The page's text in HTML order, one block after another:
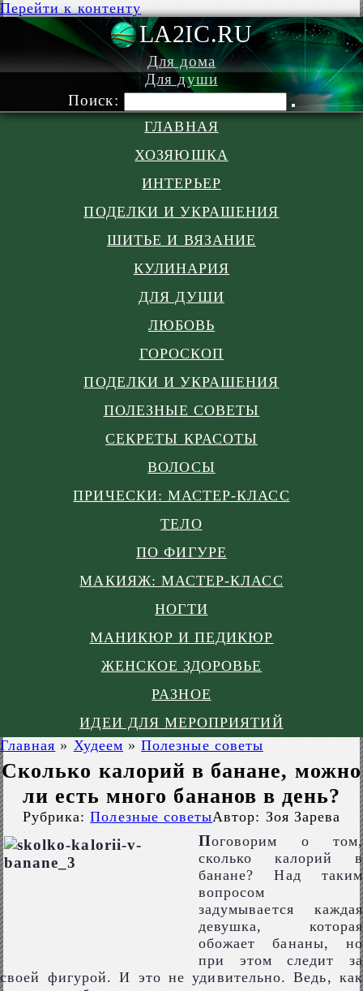
Перейти к контенту
LA2IC.RU
Для дома
Для души
Поиск:
ГЛАВНАЯ
ХОЗЯЮШКА
ИНТЕРЬЕР
ПОДЕЛКИ И УКРАШЕНИЯ
ШИТЬЕ И ВЯЗАНИЕ
КУЛИНАРИЯ
ДЛЯ ДУШИ
ЛЮБОВЬ
ГОРОСКОП
ПОДЕЛКИ И УКРАШЕНИЯ
ПОЛЕЗНЫЕ СОВЕТЫ
СЕКРЕТЫ КРАСОТЫ
ВОЛОСЫ
ПРИЧЕСКИ: МАСТЕР-КЛАСС
ТЕЛО
ПО ФИГУРЕ
МАКИЯЖ: МАСТЕР-КЛАСС
НОГТИ
МАНИКЮР И ПЕДИКЮР
ЖЕНСКОЕ ЗДОРОВЬЕ
РАЗНОЕ
ИДЕИ ДЛЯ МЕРОПРИЯТИЙ
Главная » Худеем » Полезные советы
Сколько калорий в банане, можно
ли есть много бананов в день?
Рубрика: Полезные советыАвтор: Зоя Зарева
Поговорим о том,
сколько калорий в
банане? Над таким
вопросом
задумывается каждая
девушка, которая
обожает бананы, но
при этом следит за
своей фигурой. И это не удивительно. Ведь, как